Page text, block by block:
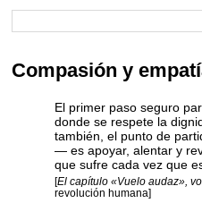
Compasión y
El primer paso seguro
donde se respete la
también, el punto de
— es apoyar, alentar y
que sufre cada vez que
[El capítulo «Vuelo audaz»,
revolución humana]